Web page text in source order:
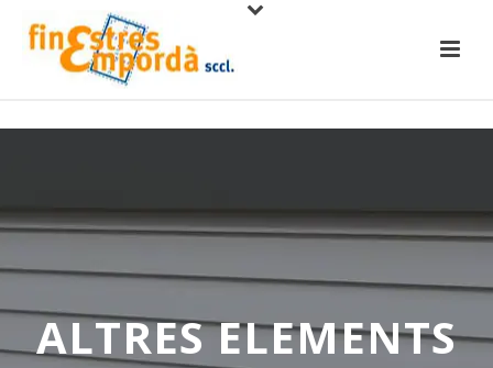
ALTRES ELEMENTS